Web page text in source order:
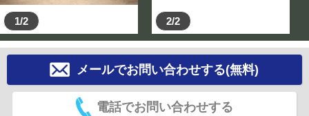
1/2 2/2
メールでお問い合わせする(無料)
電話でお問い合わせする